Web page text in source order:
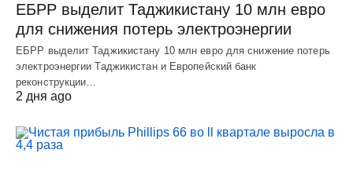
ЕБРР выделит Таджикистану 10 млн евро
для снижения потерь электроэнергии
ЕБРР выделит Таджикистану 10 млн евро для снижение потерь
электроэнергии Таджикистан и Европейский банк
реконструкции…
2 дня ago